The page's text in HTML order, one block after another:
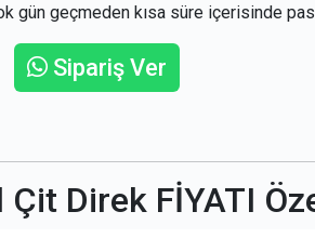
gün geçmeden kısa süre içerisinde
Sipariş Ver
Direk FİYATI